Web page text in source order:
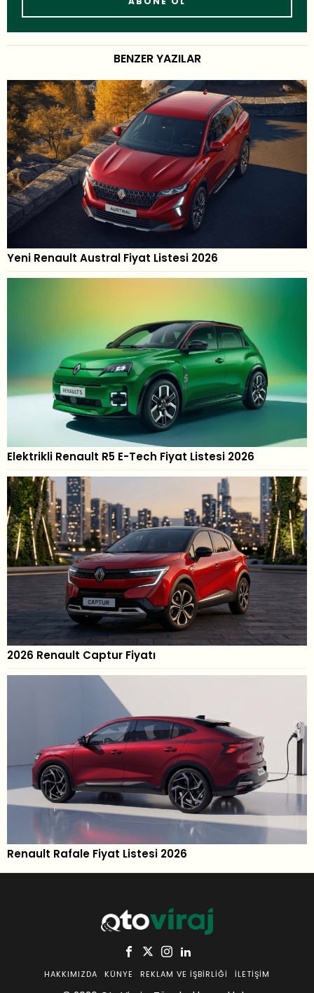
BENZER YAZILAR
Yeni Renault Austral Fiyat Listesi 2026
Elektrikli Renault R5 E-Tech Fiyat Listesi 2026
2026 Renault Captur Fiyatı
Renault Rafale Fiyat Listesi 2026
HAKKIMIZDA KÜNYE REKLAM VE İŞBIRLIĞI İLETIŞIM